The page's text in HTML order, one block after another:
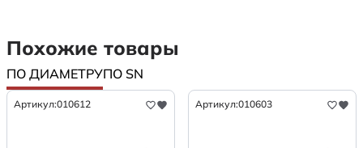
Похожие товары
ПО ДИАМЕТРУПО SN
Артикул:010612 Артикул:010603